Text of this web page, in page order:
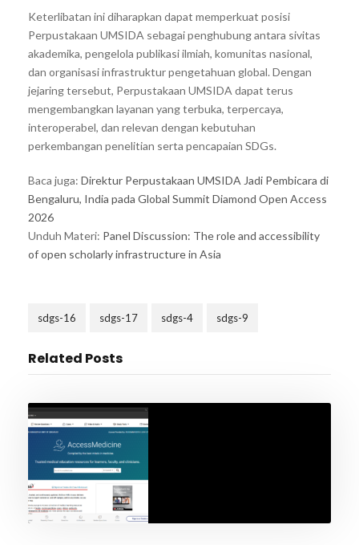
Keterlibatan ini diharapkan dapat memperkuat posisi
Perpustakaan UMSIDA sebagai penghubung antara sivitas
akademika, pengelola publikasi ilmiah, komunitas nasional,
dan organisasi infrastruktur pengetahuan global. Dengan
jejaring tersebut, Perpustakaan UMSIDA dapat terus
mengembangkan layanan yang terbuka, terpercaya,
interoperabel, dan relevan dengan kebutuhan
perkembangan penelitian serta pencapaian SDGs.
Baca juga: Direktur Perpustakaan UMSIDA Jadi Pembicara di
Bengaluru, India pada Global Summit Diamond Open Access
2026
Unduh Materi: Panel Discussion: The role and accessibility
of open scholarly infrastructure in Asia
sdgs-16 sdgs-17 sdgs-4 sdgs-9
Related Posts